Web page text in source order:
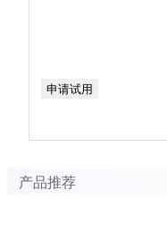
申请试用
产品推荐